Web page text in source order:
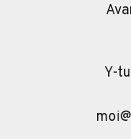
Y-